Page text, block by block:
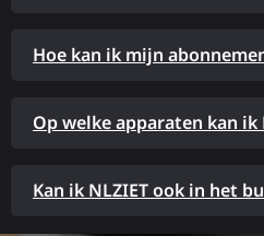
Hoe kan ik mijn
Op welke apparaten kan ik
Kan ik NLZIET ook in het